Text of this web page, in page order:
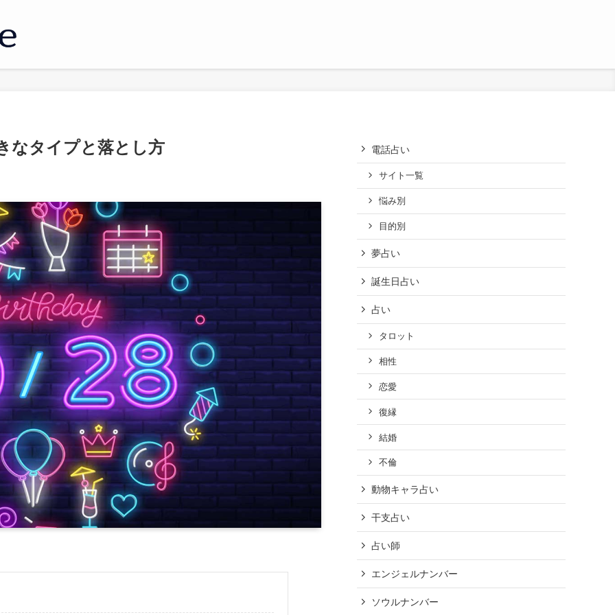
なタイプと落とし方 電話占い
サイト一覧
悩み別
目的別
夢占い
誕生日占い
占い
タロット
相性
恋愛
復縁
結婚
不倫
動物キャラ占い
干支占い
占い師
エンジェルナンバー
ソウルナンバー